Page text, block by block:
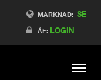
MARKNAD: SE
ÅF: LOGIN
Meny